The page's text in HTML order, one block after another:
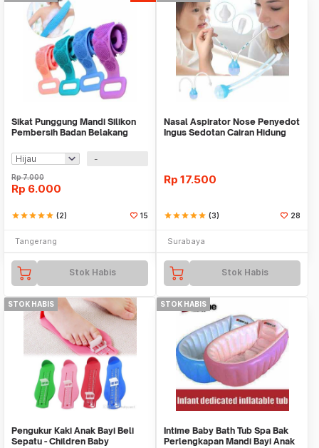
Sikat Punggung Mandi Silikon
Pembersih Badan Belakang
-
Rp7.000
Rp 6.000
starstarstarstarstar (2) 15
Tangerang
Stok Habis
Nasal Aspirator Nose Penyedot
Ingus Sedotan Cairan Hidung
Rp 17.500
starstarstarstarstar (3) 28
Surabaya
Stok Habis
STOK HABIS
Pengukur Kaki Anak Bayi Beli
Sepatu - Children Baby
STOK HABIS
Intime Baby Bath Tub Spa Bak
Perlengkapan Mandi Bayi Anak